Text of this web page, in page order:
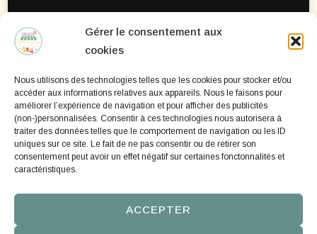
Gérer le consentement aux
cookies
Nous utilisons des technologies telles que les cookies pour stocker et/ou
accéder aux informations relatives aux appareils. Nous le faisons pour
améliorer l’expérience de navigation et pour afficher des publicités
(non-)personnalisées. Consentir à ces technologies nous autorisera à
traiter des données telles que le comportement de navigation ou les ID
uniques sur ce site. Le fait de ne pas consentir ou de retirer son
consentement peut avoir un effet négatif sur certaines fonctonnalités et
caractéristiques.
ACCEPTER
Mentions Légales
Politique de cookies